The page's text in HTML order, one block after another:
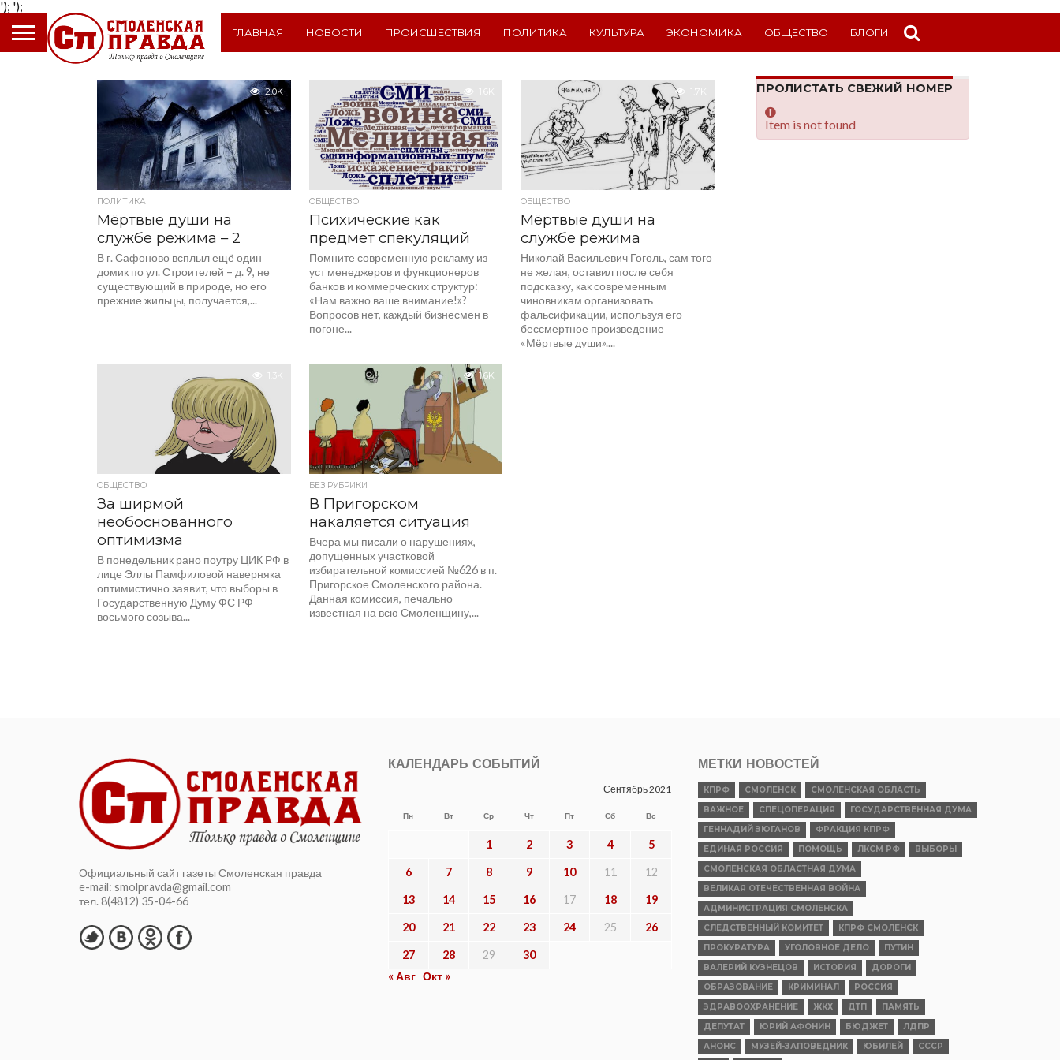
');
ГЛАВНАЯ НОВОСТИ ПРОИСШЕСТВИЯ ПОЛИТИКА КУЛЬТУРА ЭКОНОМИКА ОБЩЕСТВО БЛОГИ
2.0K
ПОЛИТИКА
Мёртвые души на
службе режима – 2
В г. Сафоново всплыл ещё один
домик по ул. Строителей – д. 9, не
существующий в природе, но его
прежние жильцы, получается,...
1.6K
ОБЩЕСТВО
Психические как
предмет спекуляций
Помните современную рекламу из
уст менеджеров и функционеров
банков и коммерческих структур:
«Нам важно ваше внимание!»?
Вопросов нет, каждый бизнесмен в
погоне...
1.7K
ОБЩЕСТВО
Мёртвые души на
службе режима
Николай Васильевич Гоголь, сам того
не желая, оставил после себя
подсказку, как современным
чиновникам организовать
фальсификации, используя его
бессмертное произведение
«Мёртвые души»....
1.3K
ОБЩЕСТВО
За ширмой
необоснованного
оптимизма
В понедельник рано поутру ЦИК РФ в
лице Эллы Памфиловой наверняка
оптимистично заявит, что выборы в
Государственную Думу ФС РФ
восьмого созыва...
1.6K
БЕЗ РУБРИКИ
В Пригорском
накаляется ситуация
Вчера мы писали о нарушениях,
допущенных участковой
избирательной комиссией №626 в п.
Пригорское Смоленского района.
Данная комиссия, печально
известная на всю Смоленщину,...
ПРОЛИСТАТЬ СВЕЖИЙ НОМЕР
Item is not found
Официальный сайт газеты Смоленская правда
e-mail: smolpravda@gmail.com
тел. 8(4812) 35-04-66
КАЛЕНДАРЬ СОБЫТИЙ
Сентябрь 2021
Пн Вт Ср Чт Пт Сб Вс
1 2 3 4 5
6 7 8 9 10 11 12
13 14 15 16 17 18 19
20 21 22 23 24 25 26
27 28 29
30
« Авг Окт »
МЕТКИ НОВОСТЕЙ
КПРФ СМОЛЕНСК
СМОЛЕНСКАЯ ОБЛАСТЬ
ВАЖНОЕ
СПЕЦОПЕРАЦИЯ
ГОСУДАРСТВЕННАЯ ДУМА
ГЕННАДИЙ ЗЮГАНОВ
ФРАКЦИЯ КПРФ
ЕДИНАЯ РОССИЯ
ПОМОЩЬ ЛКСМ РФ
ВЫБОРЫ
СМОЛЕНСКАЯ ОБЛАСТНАЯ ДУМА
ВЕЛИКАЯ ОТЕЧЕСТВЕННАЯ ВОЙНА
АДМИНИСТРАЦИЯ СМОЛЕНСКА
СЛЕДСТВЕННЫЙ КОМИТЕТ
КПРФ СМОЛЕНСК
ПРОКУРАТУРА
УГОЛОВНОЕ ДЕЛО
ПУТИН
ВАЛЕРИЙ КУЗНЕЦОВ
ИСТОРИЯ
ДОРОГИ
ОБРАЗОВАНИЕ
КРИМИНАЛ
РОССИЯ
ЗДРАВООХРАНЕНИЕ
ЖКХ ДТП
ПАМЯТЬ
ДЕПУТАТ
ЮРИЙ АФОНИН БЮДЖЕТ
ЛДПР
АНОНС
МУЗЕЙ-ЗАПОВЕДНИК ЮБИЛЕЙ СССР
');